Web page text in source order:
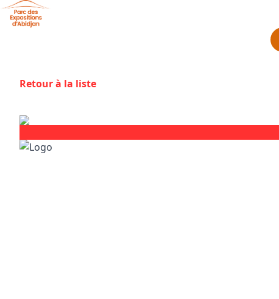
Aller au contenu principal
Retour à la liste
Panneau de gestion des cookies